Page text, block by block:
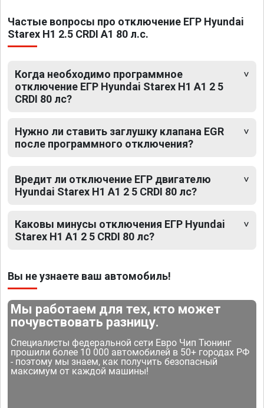
Частые вопросы про отключение ЕГР Hyundai
Starex H1 2.5 CRDI A1 80 л.с.
Когда необходимо программное
отключение ЕГР Hyundai Starex H1 A1 2 5
CRDI 80 лс?
Нужно ли ставить заглушку клапана EGR
после программного отключения?
Вредит ли отключение ЕГР двигателю
Hyundai Starex H1 A1 2 5 CRDI 80 лс?
Каковы минусы отключения ЕГР Hyundai
Starex H1 A1 2 5 CRDI 80 лс?
Вы не узнаете ваш автомобиль!
Мы работаем для тех, кто может
почувствовать разницу.
Специалисты федеральной сети Евро Чип Тюнинг
прошили более 10 000 автомобилей в 50+ городах РФ
- поэтому мы знаем, как получить безопасный
максимум от каждой машины!